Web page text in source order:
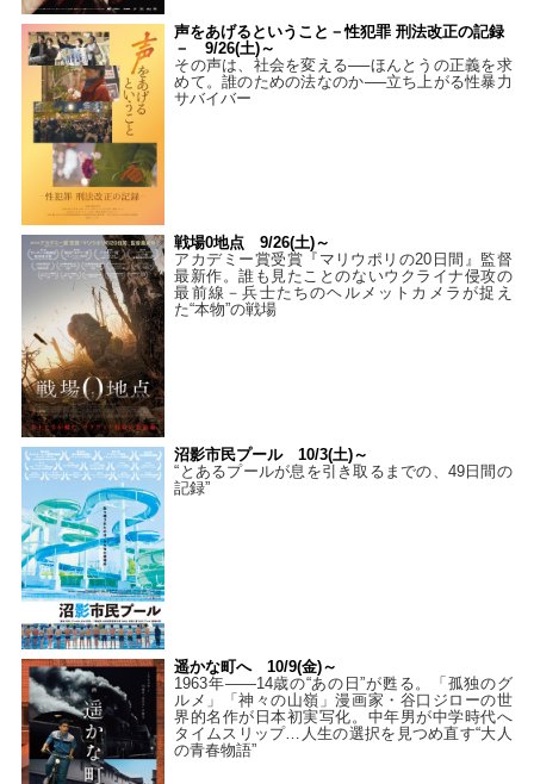
声をあげるということ－性犯罪 刑法改正の記録
－ 9/26(土)～
その声は、社会を変える──ほんとうの正義を求
めて。誰のための法なのか──立ち上がる性暴力
サバイバー
戦場0地点 9/26(土)～
アカデミー賞受賞『マリウポリの20日間』監督
最新作。誰も見たことのないウクライナ侵攻の
最前線－兵士たちのヘルメットカメラが捉え
た“本物”の戦場
沼影市民プール 10/3(土)～
“とあるプールが息を引き取るまでの、49日間の
記録”
遥かな町へ 10/9(金)～
1963年――14歳の“あの日”が甦る。「孤独のグ
ルメ」「神々の山嶺」漫画家・谷口ジローの世
界的名作が日本初実写化。中年男が中学時代へ
タイムスリップ…人生の選択を見つめ直す“大人
の青春物語”